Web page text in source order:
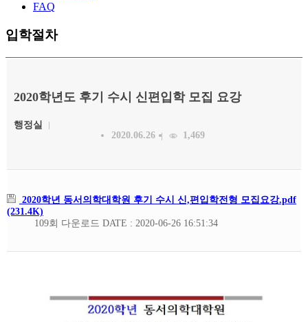
FAQ
입학절차
2020학년도 후기 수시 신편입학 모집 요강
행정실
2020.06.26
1,469
2020학년 동서의학대학원 후기 수시 신,편입학전형 모집요강.pdf
(231.4K)
109회 다운로드 DATE : 2020-06-26 16:51:34